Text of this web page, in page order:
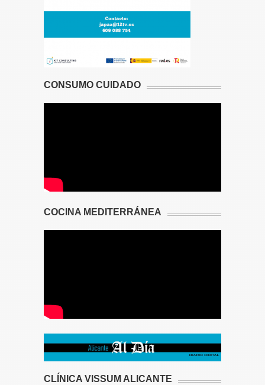
CONSUMO CUIDADO
COCINA MEDITERRÁNEA
CLÍNICA VISSUM ALICANTE